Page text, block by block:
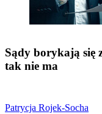
Sądy borykają się
tak nie ma
Patrycja Rojek-Socha